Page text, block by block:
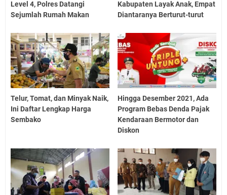
Level 4, Polres Datangi
Sejumlah Rumah Makan
Kabupaten Layak Anak, Empat
Diantaranya Berturut-turut
Telur, Tomat, dan Minyak Naik,
Ini Daftar Lengkap Harga
Sembako
Hingga Desember 2021, Ada
Program Bebas Denda Pajak
Kendaraan Bermotor dan
Diskon